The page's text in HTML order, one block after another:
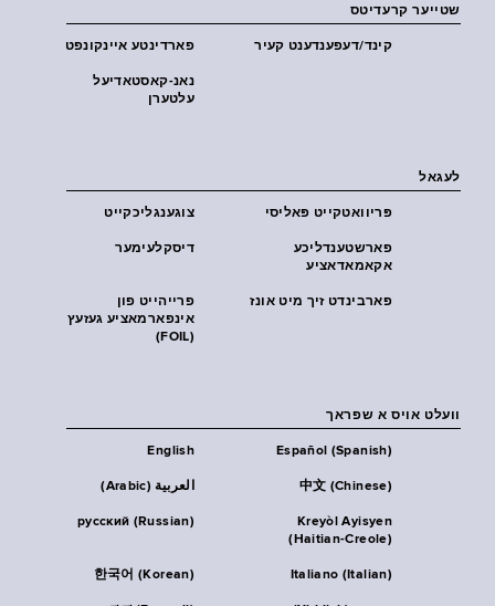
שטייער קרעדיטס
פארדינטע איינקונפט קינד/דעפענדענט קעיר
נאנ-קאסטאדיעל
עלטערן
לעגאל
צוגענגליכקייט פּריוואטקייט פּאליסי
דיסקלעימער
פארשטענדליכע
אקאמאדאציע
פרייהייט פון
אינפארמאציע געזעץ
(FOIL)
פארבינדט זיך מיט אונז
וועלט אויס א שפראך
English Español (Spanish)
العربية (Arabic) 中文 (Chinese)
русский (Russian)
Kreyòl Ayisyen
(Haitian-Creole)
한국어 (Korean) Italiano (Italian)